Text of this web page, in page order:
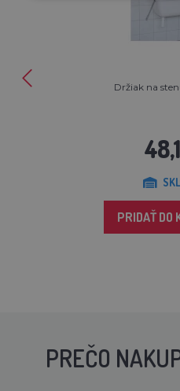
Držiak na
PRIDAŤ DO
PREČO